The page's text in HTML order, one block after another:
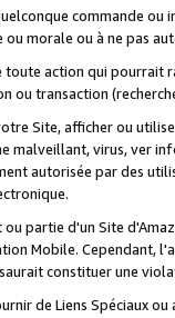
commande
morale ou à ne pas
toute action qui
ou transaction
Site, afficher ou
malveillant, virus, ver
autorisée par des
partie d'un Site
Mobile. Cependant,
constituer une
de Liens Spéciaux